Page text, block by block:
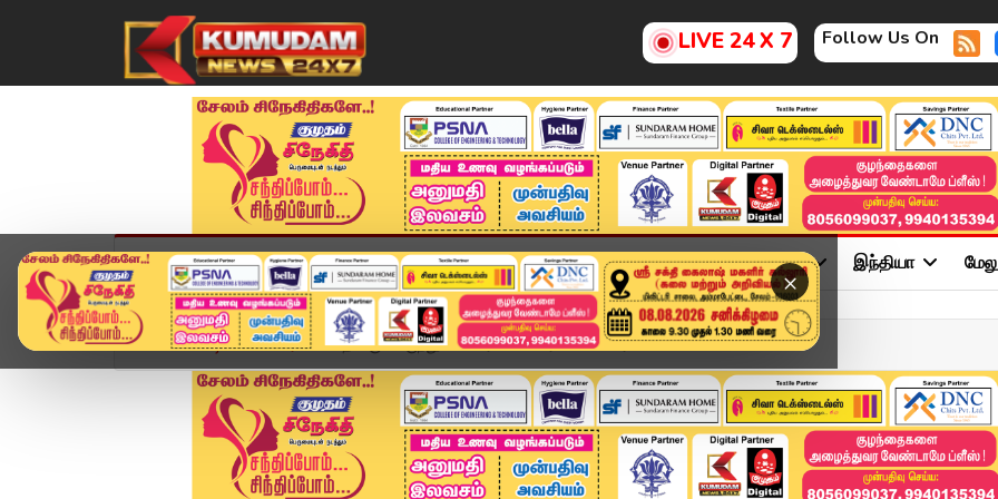
LIVE 24 X 7 Follow Us On
×
முகப்பு விளையாட்டு அண்மை தமிழ்நாடு சினிமா அரசியல் விளையாட்டு இந்தியா
Home வீடியோ ஸ்டோரி தொடரும் மருந்துகடை உரிமையாளர்களின் போராட்டம்.. ...